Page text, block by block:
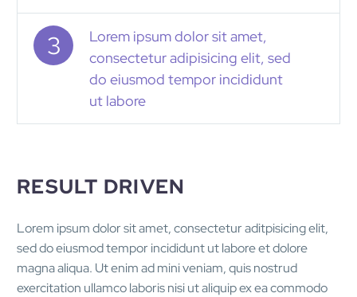
3
Lorem ipsum dolor sit amet,
consectetur adipisicing elit, sed
do eiusmod tempor incididunt
ut labore
RESULT DRIVEN
Lorem ipsum dolor sit amet, consectetur aditpisicing elit,
sed do eiusmod tempor incididunt ut labore et dolore
magna aliqua. Ut enim ad mini veniam, quis nostrud
exercitation ullamco laboris nisi ut aliquip ex ea commodo